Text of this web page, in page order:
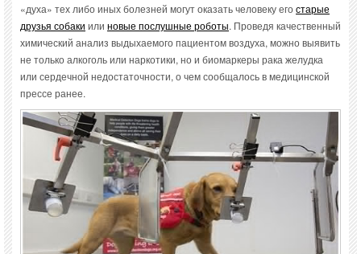
«духа» тех либо иных болезней могут оказать человеку егостарые
друзья собаки или новые послушные роботы. Проведя качественный
химический анализ выдыхаемого пациентом воздуха, можно выявить
не только алкоголь или наркотики, но и биомаркеры рака желудка
или сердечной недостаточности, о чем сообщалось в медицинской
прессе ранее.